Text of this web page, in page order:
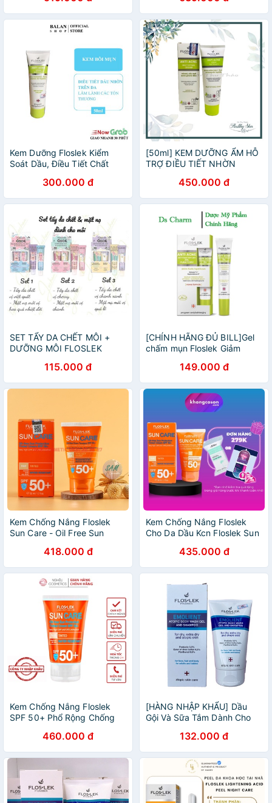
30+ 30ml cho da khô, nhạy
cảm
Kem Dưỡng Floslek Kiểm
Soát Dầu, Điều Tiết Chất
300.000 đ
[50ml] KEM DƯỠNG ẨM HỖ
TRỢ ĐIỀU TIẾT NHỜN
MATTIFYING CREAM
450.000 đ
SET TẨY DA CHẾT MÔI +
DƯỠNG MÔI FLOSLEK
115.000 đ
[CHÍNH HÃNG ĐỦ BILL]Gel
chấm mụn Floslek Giảm
Floslek Antibacterial Intense
Gel 20ml
149.000 đ
Kem Chống Nắng Floslek
Sun Care - Oil Free Sun
SPF50+ 50ml Cho Da Dầu
Mụn.
418.000 đ
Kem Chống Nắng Floslek
Cho Da Dầu Kcn Floslek Sun
Tinted Cream 50ml -
Khongcoson
435.000 đ
Kem Chống Nắng Floslek
SPF 50+ Phổ Rộng Chống
Dầu Khô Thoáng Cho Da
Dầu Mụn Chính Hãng
460.000 đ
[HÀNG NHẬP KHẨU] Dầu
Gội Và Sữa Tắm Dành Cho
Atopic Shower Body Wash
And Shapoo 150ml
132.000 đ